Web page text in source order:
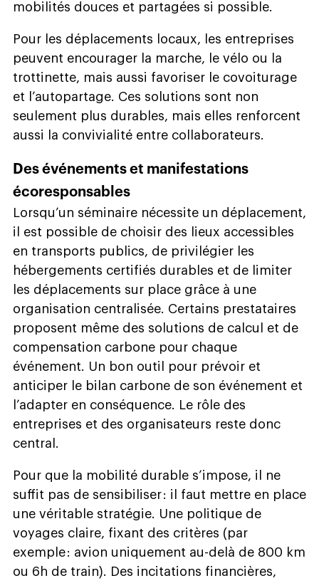
mobilités douces et partagées si possible.
Pour les déplacements locaux, les entreprises
peuvent encourager la marche, le vélo ou la
trottinette, mais aussi favoriser le covoiturage
et l’autopartage. Ces solutions sont non
seulement plus durables, mais elles renforcent
aussi la convivialité entre collaborateurs.
Des événements et manifestations
écoresponsables
Lorsqu’un séminaire nécessite un déplacement,
il est possible de choisir des lieux accessibles
en transports publics, de privilégier les
hébergements certifiés durables et de limiter
les déplacements sur place grâce à une
organisation centralisée. Certains prestataires
proposent même des solutions de calcul et de
compensation carbone pour chaque
événement. Un bon outil pour prévoir et
anticiper le bilan carbone de son événement et
l’adapter en conséquence. Le rôle des
entreprises et des organisateurs reste donc
central.
Pour que la mobilité durable s’impose, il ne
suffit pas de sensibiliser : il faut mettre en place
une véritable stratégie. Une politique de
voyages claire, fixant des critères (par
exemple : avion uniquement au-delà de 800 km
ou 6h de train). Des incitations financières,